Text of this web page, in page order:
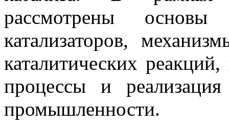
рассмотрены основы
катализаторов,
каталитических
процессы и
промышленности.